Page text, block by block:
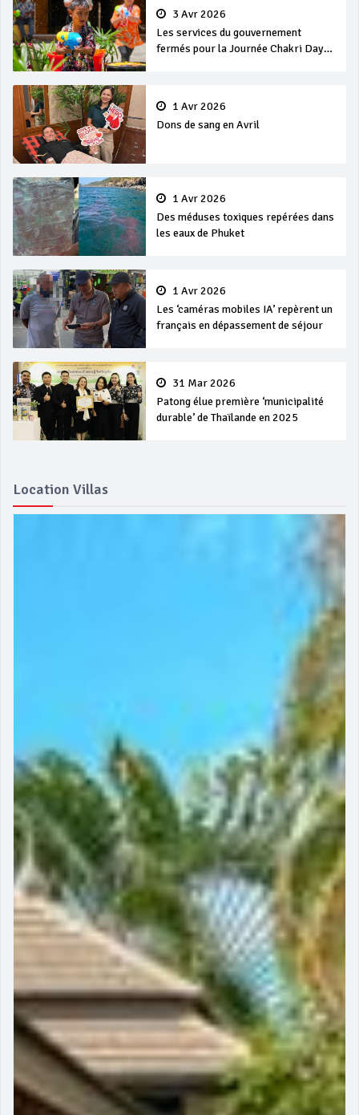
3 Avr 2026
Les services du gouvernement
fermés pour la Journée Chakri Day
1 Avr 2026
Dons de sang en Avril
1 Avr 2026
Des méduses toxiques repérées dans
les eaux de Phuket
1 Avr 2026
Les ‘caméras mobiles IA’ repèrent un
français en dépassement de séjour
31 Mar 2026
Patong élue première ‘municipalité
durable’ de Thaïlande en 2025
Location Villas